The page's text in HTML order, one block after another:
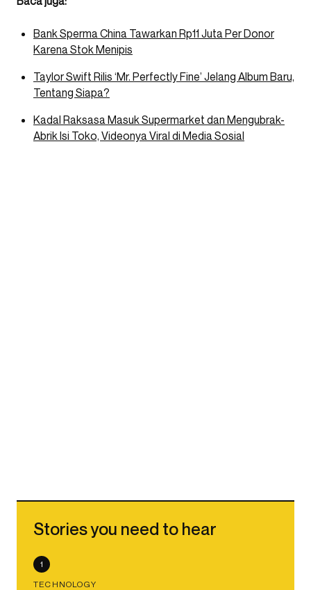
Bank Sperma China Tawarkan Rp11 Juta Per Donor
Karena Stok Menipis
Taylor Swift Rilis ‘Mr. Perfectly Fine’ Jelang Album Baru,
Tentang Siapa?
Kadal Raksasa Masuk Supermarket dan Mengubrak-
Abrik Isi Toko, Videonya Viral di Media Sosial
Stories you need to hear
1
TECHNOLOGY